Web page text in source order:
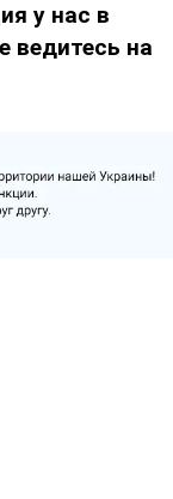
у нас в
ведитесь на